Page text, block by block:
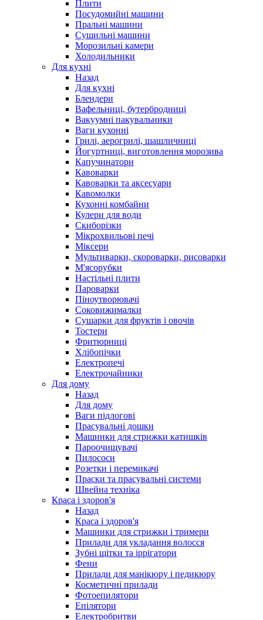
Плити
Посудомийні машини
Пральні машини
Сушильні машини
Морозильні камери
Холодильники
Для кухні
Назад
Для кухні
Блендери
Вафельниці, бутербродниці
Вакуумні пакувальники
Ваги кухонні
Грилі, аерогрилі, шашличниці
Йогуртниці, виготовлення морозива
Капучинатори
Кавоварки
Кавоварки та аксесуари
Кавомолки
Кухонні комбайни
Кулери для води
Скиборізки
Мікрохвильові печі
Міксери
Мультиварки, скороварки, рисоварки
М'ясорубки
Настільні плити
Пароварки
Піноутворювачі
Соковижималки
Сушарки для фруктів і овочів
Тостери
Фритюрниці
Хлібопічки
Електропечі
Електрочайники
Для дому
Назад
Для дому
Ваги підлогові
Прасувальні дошки
Машинки для стрижки катишків
Пароочищувачі
Пилососи
Розетки і перемикачі
Праски та прасувальні системи
Швейна техніка
Краса і здоров'я
Назад
Краса і здоров'я
Машинки для стрижки і тримери
Прилади для укладання волосся
Зубні щітки та іррігатори
Фени
Прилади для манікюру і педикюру
Косметичні прилади
Фотоепилятори
Епілятори
Електробритви